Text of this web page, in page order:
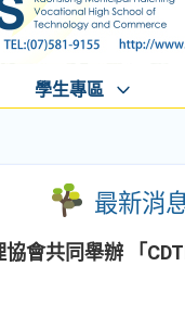
學生專區
最新消
會共同舉辦 「